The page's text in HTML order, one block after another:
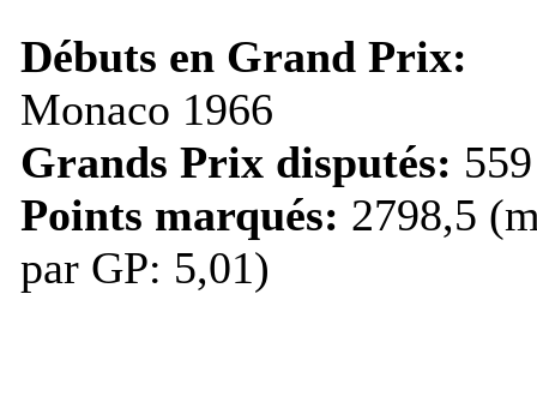
Débuts en Grand Prix:
Monaco 1966
Grands Prix disputés: 559
Points marqués: 2798,5
par GP: 5,01)